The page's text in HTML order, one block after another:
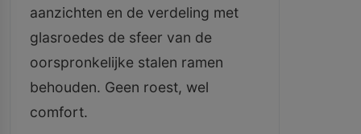
aanzichten en de verdeling met
glasroedes de sfeer van de
oorspronkelijke stalen ramen
behouden. Geen roest, wel
comfort.